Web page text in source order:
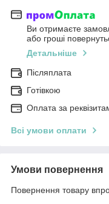
Ви отримаєте
або гроші
Детальніше
Післяплата
Готівкою
Оплата за
Всі умови оплати
Умови повернення
Повернення товару